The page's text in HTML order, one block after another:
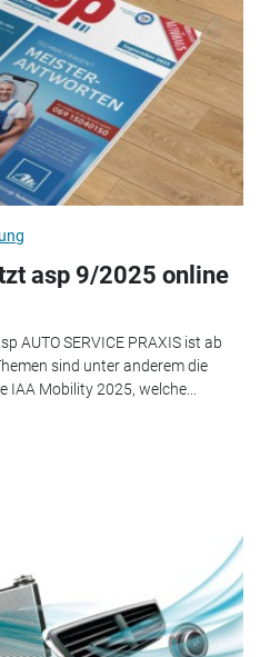
asp 9/2025 online
AUTO SERVICE PRAXIS ist ab
sind unter anderem die
Mobility 2025, welche...